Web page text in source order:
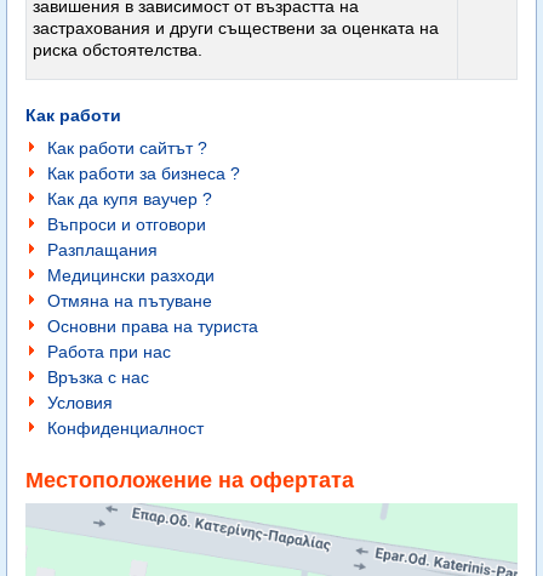
завишения в зависимост от възрастта на
застрахования и други съществени за оценката на
риска обстоятелства.
Как работи
Как работи сайтът ?
Как работи за бизнеса ?
Как да купя ваучер ?
Въпроси и отговори
Разплащания
Медицински разходи
Отмяна на пътуване
Основни права на туриста
Работа при нас
Връзка с нас
Условия
Конфиденциалност
Местоположение на офертата